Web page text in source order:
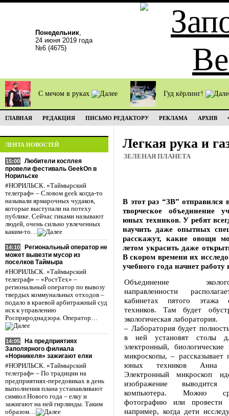
Понедельник,
24 июня 2019 года
№6 (4675)
С мечом в руках Гуд кёрлинг!
ГЛАВНАЯ РЕДАКЦИЯ ПИСЬМО РЕДАКТОРУ РЕКЛАМА АРХИВ
ЛЕНТА НОВОСТЕЙ
15:00
Любители косплея
провели фестиваль GeekOn в
Норильске
#НОРИЛЬСК. «Таймырский
телеграф» – Словом geek когда-то
называли ярмарочных чудаков,
которые выступали на потеху
публике. Сейчас гиками называют
людей, очень сильно увлеченных
каким-то…
14:10
Региональный оператор не
может вывезти мусор из
поселков Таймыра
#НОРИЛЬСК. «Таймырский
телеграф» – «РостТех» –
региональный оператор по вывозу
твердых коммунальных отходов –
подало в краевой арбитражный суд
иск к управлению
Росприроднадзора. Оператор…
14:05
На предприятиях
Заполярного филиала
«Норникеля» зажигают елки
#НОРИЛЬСК. «Таймырский
телеграф» – По традиции на
предприятиях-передовиках в день
выполнения плана устанавливают
символ Нового года – елку и
зажигают на ней гирлянды. Таким
образом…
Легкая рука и
ЗЕЛЕНАЯ ПЛАНЕТА
В этот раз “ЗВ”
творческое объединение
юных техников. У ребят
научить даже опытных
расскажут, какие овощи
летом украсить даже
В скором времени их
учебного года начнет
Объединение эколого-
направленности
кабинетах пятого этажа
техников. Там будет
экологическая лаборатория.
– Лаборатория будет
в ней установят столы
электронный, биологические
микроскопы, – рассказывает
юных техников Анна
Электронный микроскоп
изображение
компьютера. Можно
фотографию или провести
например, когда дети